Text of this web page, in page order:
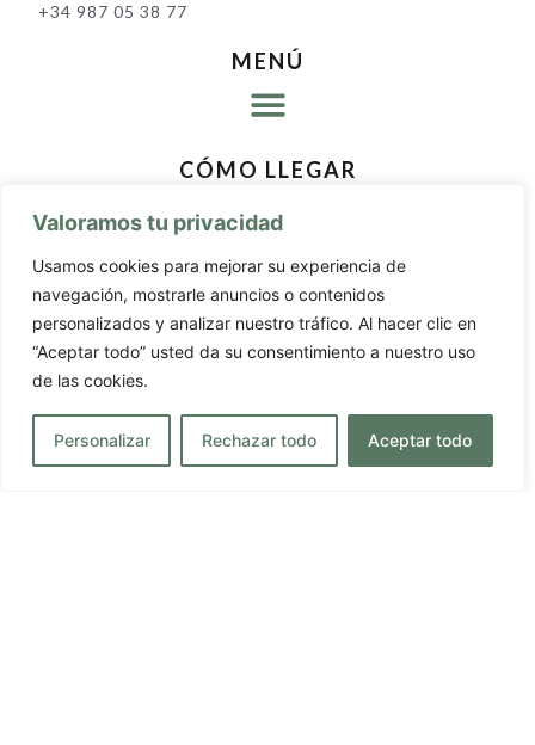
Valoramos tu privacidad
Usamos cookies para mejorar su experiencia de
navegación, mostrarle anuncios o contenidos
personalizados y analizar nuestro tráfico. Al hacer clic en
“Aceptar todo” usted da su consentimiento a nuestro uso
de las cookies.
Personalizar Rechazar todo Aceptar todo
+34 987 05 38 77
MENÚ
CÓMO LLEGAR
TEXTOS LEGALES
Política de Privacidad
Política de Cookies